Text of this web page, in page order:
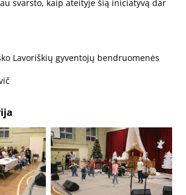
svarsto, kaip ateityje šią iniciatyvą dar
Lavoriškių gyventojų bendruomenės